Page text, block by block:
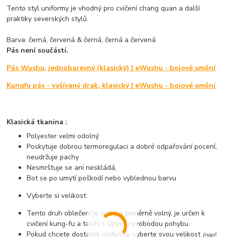
Tento styl uniformy je vhodný pro cvičení chang quan a další
praktiky severských stylů.
Barva: černá, červená & černá, černá a červená
Pás není součástí.
Pás Wushu, jednobarevný (klasický) | eWushu - bojové umění
Kungfu pás - vyšívaný drak, klasický | eWushu - bojové umění
Klasická tkanina :
Polyester velmi odolný
Poskytuje dobrou termoregulaci a dobré odpařování pocení,
neudržuje pachy
Nesmršťuje se ani neskládá,
Bot se po umytí poškodí nebo vyblednou barvu
Vyberte si velikost:
Tento druh oblečení je velký a poměrně volný, je určen k
cvičení kung-fu a taichi s úplnou svobodou pohybu.
Pokud chcete dostatek uniformy, vyberte svou velikost (např.